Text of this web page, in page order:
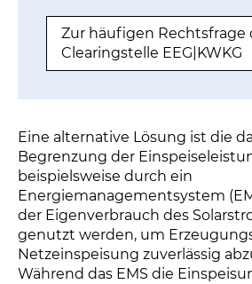
Zur häufigen Rechtsfrage
Clearingstelle EEG|KWKG
Eine alternative Lösung ist die
Begrenzung der
beispielsweise durch ein
Energiemanagementsystem
der Eigenverbrauch des
genutzt werden, um
Netzeinspeisung zuverlässig
Während das EMS die